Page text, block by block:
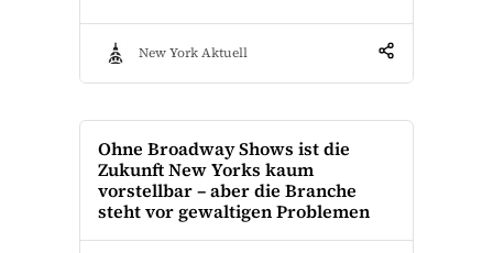
New York Aktuell
Ohne Broadway Shows ist die
Zukunft New Yorks kaum
vorstellbar – aber die Branche
steht vor gewaltigen Problemen